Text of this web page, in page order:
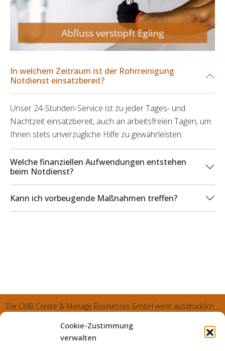
Cookie-Zustimmung
verwalten
In welchem Zeitraum ist der Rohrreinigung
Notdienst einsatzbereit?
Unser 24-Stunden-Service ist zu jeder Tages- und
Nachtzeit einsatzbereit, auch an arbeitsfreien Tagen, um
Ihnen stets unverzügliche Hilfe zu gewährleisten.
Welche finanziellen Aufwendungen entstehen
beim Notdienst?
Kann ich vorbeugende Maßnahmen treffen?
Die CMB Create & Manage Businesses GmbH weist ausdrücklich
und sämtliche generierte Aufträge an die SecuPart GmbH